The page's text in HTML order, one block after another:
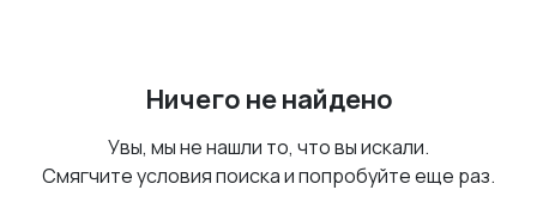
Ничего не найдено
Увы, мы не нашли то, что вы искали.
Смягчите условия поиска и попробуйте еще раз.